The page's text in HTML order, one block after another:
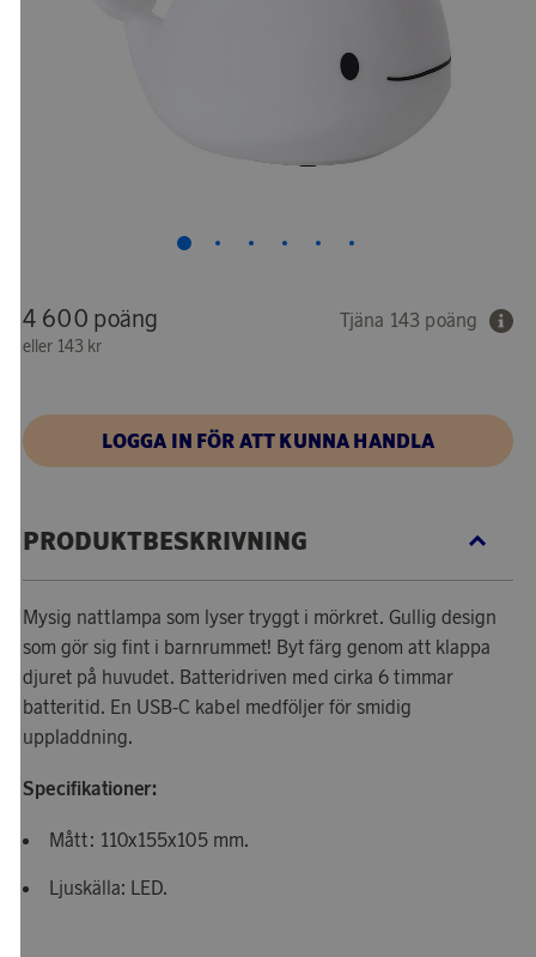
4 600 poäng
eller 143 kr
Tjäna 143 poäng
LOGGA IN FÖR ATT KUNNA HANDLA
PRODUKTBESKRIVNING
Mysig nattlampa som lyser tryggt i mörkret. Gullig design
som gör sig fint i barnrummet! Byt färg genom att klappa
djuret på huvudet. Batteridriven med cirka 6 timmar
batteritid. En USB-C kabel medföljer för smidig
uppladdning.
Specifikationer:
Mått: 110x155x105 mm.
Ljuskälla: LED.